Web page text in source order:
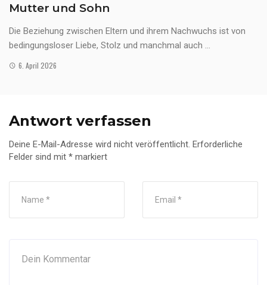
Mutter und Sohn
Die Beziehung zwischen Eltern und ihrem Nachwuchs ist von
bedingungsloser Liebe, Stolz und manchmal auch ...
6. April 2026
Antwort verfassen
Deine E-Mail-Adresse wird nicht veröffentlicht. Erforderliche
Felder sind mit * markiert